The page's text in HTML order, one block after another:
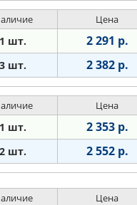
Цена
1 шт. 2 291 р.
3 шт. 2 382 р.
Цена
1 шт. 2 353 р.
2 шт. 2 552 р.
Цена